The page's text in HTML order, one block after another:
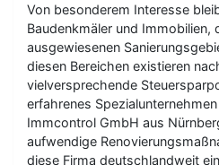
Von besonderem Interesse
Baudenkmäler und Immobilien,
ausgewiesenen
diesen Bereichen existieren
vielversprechende
erfahrenes
Immcontrol GmbH aus
aufwendige
diese Firma deutschlandweit